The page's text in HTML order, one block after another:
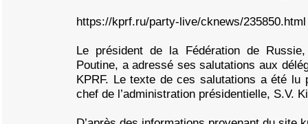
https://kprf.ru/party-live/cknews/235850.html
Le président de la Fédération de
Poutine, a adressé ses salutations aux
KPRF. Le texte de ces salutations a été lu
chef de l’administration présidentielle, S.V.